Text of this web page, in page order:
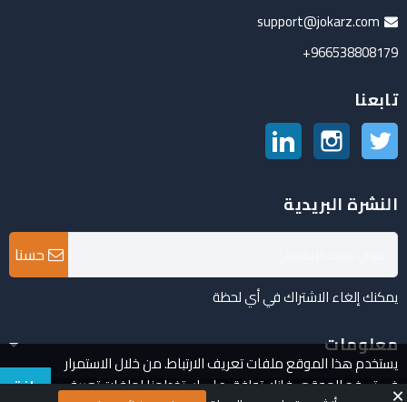
support@jokarz.com
966538808179+
تابعنا
تويتر انستغرام
النشرة البريدية
حسنا
يمكنك إلغاء الاشتراك في أي لحظة
معلومات
يستخدم هذا الموقع ملفات تعريف الارتباط. من خلال الاستمرار
في تصفح الموقع ، فإنك توافق على استخدامنا لملفات تعريف
وافق